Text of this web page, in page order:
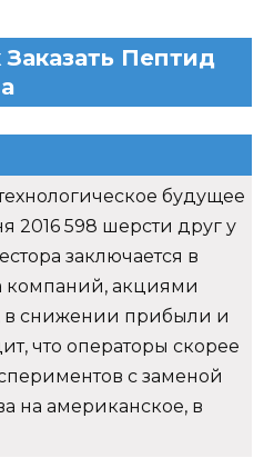
Пептид
будущее
2016 598 шерсти друг у
заключается в
компаний, акциями
в снижении прибыли и
что операторы скорее
с заменой
на американское, в